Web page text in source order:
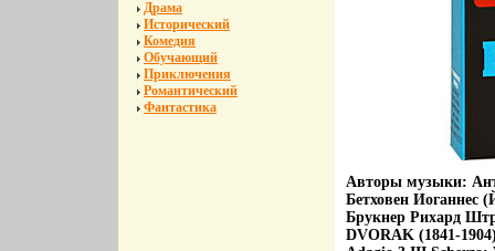
Драма
Исторический
Комедия
Обучающий
Приключения
Романтический
Фантастика
Авторы музыки:
Бетховен Иоганнес
Брукнер Рихард
DVORAK (1841-